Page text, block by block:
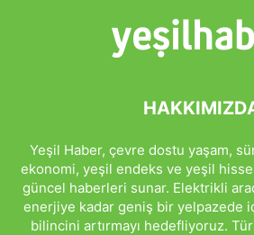
Yeşil Haber, çevre dostu yaşam,
ekonomi, yeşil endeks ve yeşil
güncel haberleri sunar. Elektrikli
enerjiye kadar geniş bir yelpazede
bilincini artırmayı hedefliyoruz.